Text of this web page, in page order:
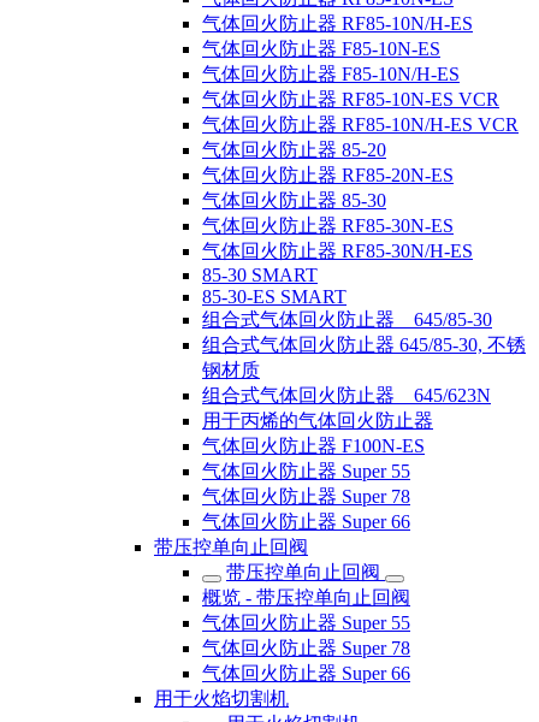
气体回火防止器 RF85-10N/H-ES
气体回火防止器 F85-10N-ES
气体回火防止器 F85-10N/H-ES
气体回火防止器 RF85-10N-ES VCR
气体回火防止器 RF85-10N/H-ES VCR
气体回火防止器 85-20
气体回火防止器 RF85-20N-ES
气体回火防止器 85-30
气体回火防止器 RF85-30N-ES
气体回火防止器 RF85-30N/H-ES
85-30 SMART
85-30-ES SMART
组合式气体回火防止器 645/85-30
组合式气体回火防止器 645/85-30, 不锈
钢材质
组合式气体回火防止器 645/623N
用于丙烯的气体回火防止器
气体回火防止器 F100N-ES
气体回火防止器 Super 55
气体回火防止器 Super 78
气体回火防止器 Super 66
带压控单向止回阀
带压控单向止回阀
概览 - 带压控单向止回阀
气体回火防止器 Super 55
气体回火防止器 Super 78
气体回火防止器 Super 66
用于火焰切割机